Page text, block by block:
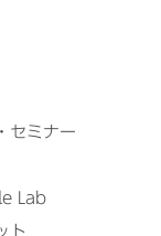
セミナー
Lab
ト